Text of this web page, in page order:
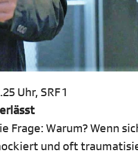
Uhr, SRF 1
Frage: Warum? Wenn
und oft